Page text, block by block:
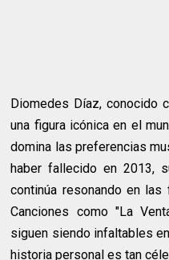
Diomedes Díaz, conocido
una figura icónica en el
domina las preferencias
haber fallecido en 2013,
continúa resonando en
Canciones como "La
siguen siendo infaltables
historia personal es tan